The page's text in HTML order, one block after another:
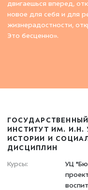
двигаешься вперед,
новое для себя и для
жизнерадостности,
Это бесценно».
ИНСТИТУТ ИМ. И.Н.
ИСТОРИИ И
ДИСЦИПЛИН
Курсы:
УЦ